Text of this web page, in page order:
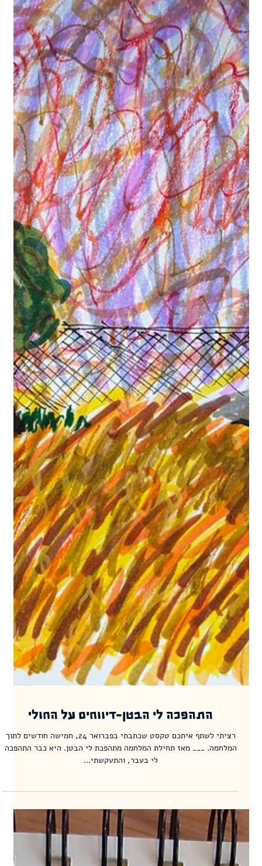
התהפכה לי הבטן-דיווחים על החולי
רציתי לשתף איתכם טקסט שכתבתי בפברואר 24, חמישה חודשים לתוך